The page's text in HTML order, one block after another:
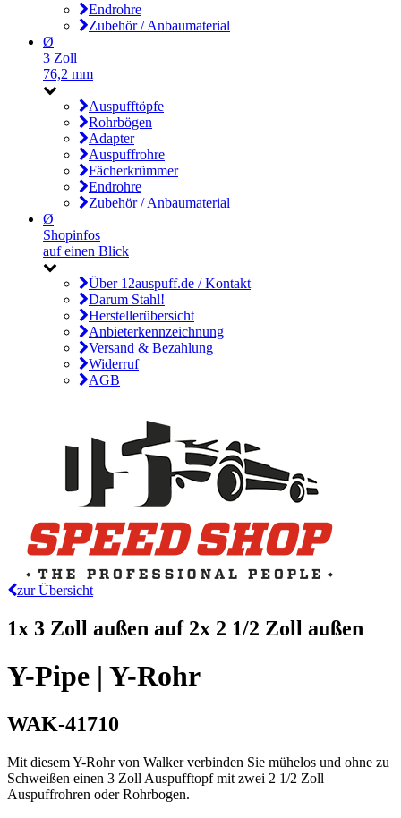
Endrohre
Zubehör / Anbaumaterial
Ø
3 Zoll
76,2 mm
Auspufftöpfe
Rohrbögen
Adapter
Auspuffrohre
Fächerkrümmer
Endrohre
Zubehör / Anbaumaterial
Ø
Shopinfos
auf einen Blick
Über 12auspuff.de / Kontakt
Darum Stahl!
Herstellerübersicht
Anbieterkennzeichnung
Versand & Bezahlung
Widerruf
AGB
zur Übersicht
1x 3 Zoll außen auf 2x 2 1/2 Zoll außen
Y-Pipe | Y-Rohr
WAK-41710
Mit diesem Y-Rohr von Walker verbinden Sie mühelos und ohne zu
Schweißen einen 3 Zoll Auspufftopf mit zwei 2 1/2 Zoll
Auspuffrohren oder Rohrbogen.